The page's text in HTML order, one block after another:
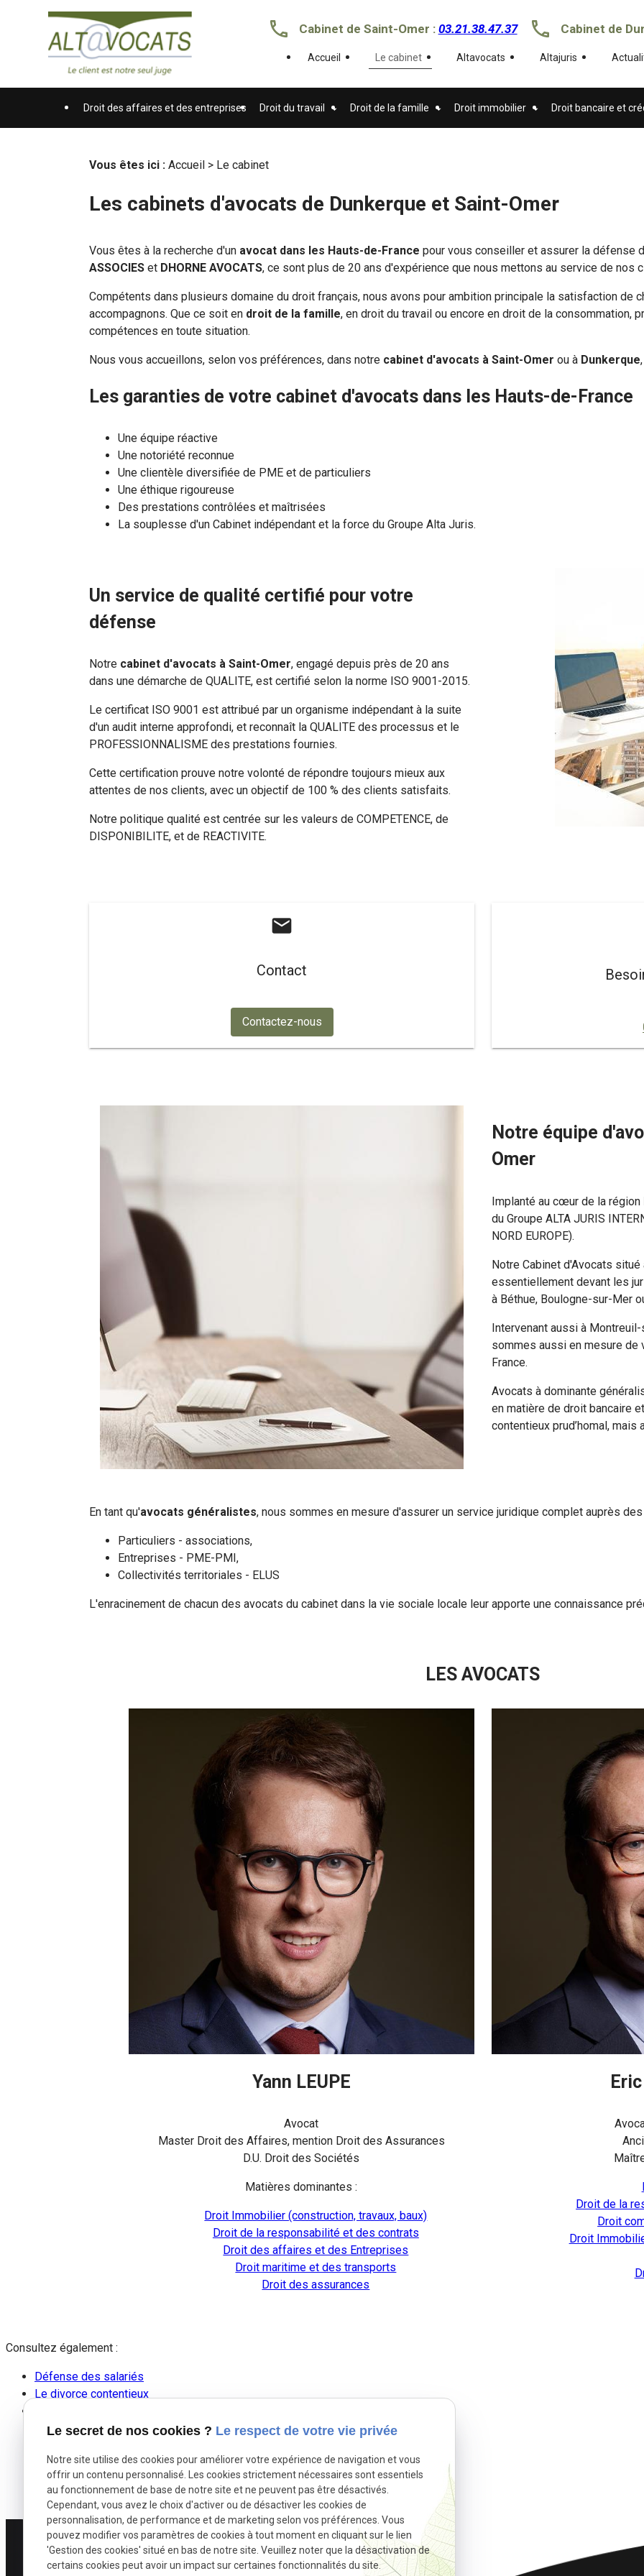
Cabinet de Saint-Omer : 03.21.38.47.37 Cabinet de
Accueil Le cabinet Altavocats Altajuris
Droit des affaires et des entreprises Droit du travail Droit de la famille Droit immobilier Droit bancaire et
Vous êtes ici : Accueil > Le cabinet
Les cabinets d'avocats de Dunkerque et Saint-Omer
Vous êtes à la recherche d'un avocat dans les Hauts-de-France pour vous conseiller et assurer la défense
ASSOCIES et DHORNE AVOCATS, ce sont plus de 20 ans d'expérience que nous mettons au service de nos
Compétents dans plusieurs domaine du droit français, nous avons pour ambition principale la satisfaction de
accompagnons. Que ce soit en droit de la famille, en droit du travail ou encore en droit de la consommation,
compétences en toute situation.
Nous vous accueillons, selon vos préférences, dans notre cabinet d'avocats à Saint-Omer ou à Dunkerque
Les garanties de votre cabinet d'avocats dans les Hauts-de-France
Une équipe réactive
Une notoriété reconnue
Une clientèle diversifiée de PME et de particuliers
Une éthique rigoureuse
Des prestations contrôlées et maîtrisées
La souplesse d'un Cabinet indépendant et la force du Groupe Alta Juris.
Un service de qualité certifié pour votre
défense
Notre cabinet d'avocats à Saint-Omer, engagé depuis près de 20 ans
dans une démarche de QUALITE, est certifié selon la norme ISO 9001-2015.
Le certificat ISO 9001 est attribué par un organisme indépendant à la suite
d'un audit interne approfondi, et reconnaît la QUALITE des processus et le
PROFESSIONNALISME des prestations fournies.
Cette certification prouve notre volonté de répondre toujours mieux aux
attentes de nos clients, avec un objectif de 100 % des clients satisfaits.
Notre politique qualité est centrée sur les valeurs de COMPETENCE, de
DISPONIBILITE, et de REACTIVITE.
mail
Contact
Contactez-nous
Notre équipe
Omer
Implanté au cœur de la région
du Groupe ALTA JURIS
NORD EUROPE).
Notre Cabinet d'Avocats situé
essentiellement devant les
à Béthue, Boulogne-sur-Mer
Intervenant aussi à
sommes aussi en mesure de
France.
Avocats à dominante
en matière de droit bancaire
contentieux prud’homal, mais
En tant qu'avocats généralistes, nous sommes en mesure d'assurer un service juridique complet auprès des
Particuliers - associations,
Entreprises - PME-PMI,
Collectivités territoriales - ELUS
L'enracinement de chacun des avocats du cabinet dans la vie sociale locale leur apporte une connaissance
LES AVOCATS
Yann LEUPE
Avocat
Master Droit des Affaires, mention Droit des Assurances
D.U. Droit des Sociétés
Matières dominantes :
Droit Immobilier (construction, travaux, baux)
Droit de la responsabilité et des contrats
Droit des affaires et des Entreprises
Droit maritime et des transports
Droit des assurances
Droit de la
Droit
Droit
Consultez également :
Défense des salariés
Le divorce contentieux
Panneau de gestion des cookies
Le secret de nos cookies ? Le respect de votre vie privée
Notre site utilise des cookies pour améliorer votre expérience de navigation et vous
offrir un contenu personnalisé. Les cookies strictement nécessaires sont essentiels
au fonctionnement de base de notre site et ne peuvent pas être désactivés.
Cependant, vous avez le choix d'activer ou de désactiver les cookies de
personnalisation, de performance et de marketing selon vos préférences. Vous
pouvez modifier vos paramètres de cookies à tout moment en cliquant sur le lien
'Gestion des cookies' situé en bas de notre site. Veuillez noter que la désactivation de
certains cookies peut avoir un impact sur certaines fonctionnalités du site.